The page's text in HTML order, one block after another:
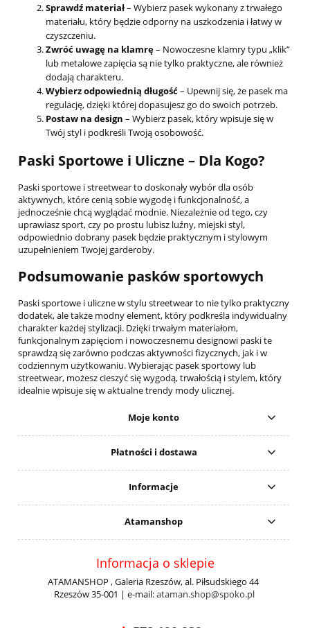
Sprawdź materiał– Wybierz pasek wykonany z trwałego
materiału, który będzie odporny na uszkodzenia i łatwy w
czyszczeniu.
Zwróć uwagę na klamrę– Nowoczesne klamry typu „klik”
lub metalowe zapięcia są nie tylko praktyczne, ale również
dodają charakteru.
Wybierz odpowiednią długość– Upewnij się, że pasek ma
regulację, dzięki której dopasujesz go do swoich potrzeb.
Postaw na design – Wybierz pasek, który wpisuje się w
Twój styl i podkreśli Twoją osobowość.
Paski Sportowe i Uliczne – Dla Kogo?
Paski sportowe i streetwear to doskonały wybór dla osób
aktywnych, które cenią sobie wygodę i funkcjonalność, a
jednocześnie chcą wyglądać modnie. Niezależnie od tego, czy
uprawiasz sport, czy po prostu lubisz luźny, miejski styl,
odpowiednio dobrany pasek będzie praktycznym i stylowym
uzupełnieniem Twojej garderoby.
Podsumowanie pasków sportowych
Paski sportowe i uliczne w stylu streetwear to nie tylko praktyczny
dodatek, ale także modny element, który podkreśla indywidualny
charakter każdej stylizacji. Dzięki trwałym materiałom,
funkcjonalnym zapięciom i nowoczesnemu designowi paski te
sprawdzą się zarówno podczas aktywności fizycznych, jak i w
codziennym użytkowaniu. Wybierając pasek sportowy lub
streetwear, możesz cieszyć się wygodą, trwałością i stylem, który
idealnie wpisuje się w aktualne trendy mody ulicznej.
Moje konto
Płatności i dostawa
Informacje
Atamanshop
Informacja o sklepie
ATAMANSHOP , Galeria Rzeszów, al. Piłsudskiego 44
Rzeszów 35-001 | e-mail:ataman.shop@spoko.pl